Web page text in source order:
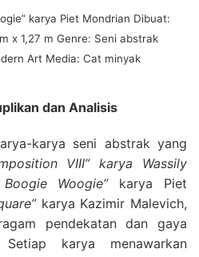
karya Piet Mondrian Dibuat:
x 1,27 m Genre: Seni abstrak
Art Media: Cat minyak
dan Analisis
karya seni abstrak yang
VIII” karya Wassily
Woogie”karya Piet
karya Kazimir Malevich,
pendekatan dan gaya
karya menawarkan